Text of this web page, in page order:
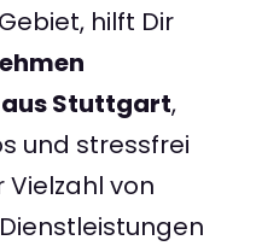
hilft Dir
Stuttgart,
und stressfrei
Vielzahl von